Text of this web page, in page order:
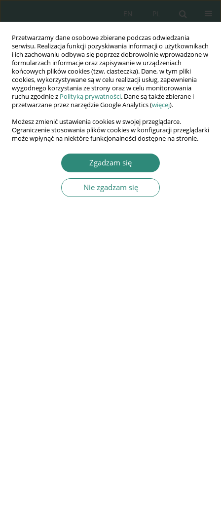
Przetwarzamy dane osobowe zbierane podczas odwiedzania
serwisu. Realizacja funkcji pozyskiwania informacji o użytkownikach
i ich zachowaniu odbywa się poprzez dobrowolnie wprowadzone w
formularzach informacje oraz zapisywanie w urządzeniach
końcowych plików cookies (tzw. ciasteczka). Dane, w tym pliki
cookies, wykorzystywane są w celu realizacji usług, zapewnienia
wygodnego korzystania ze strony oraz w celu monitorowania
ruchu zgodnie z Polityką prywatności. Dane są także zbierane i
przetwarzane przez narzędzie Google Analytics (więcej).
Możesz zmienić ustawienia cookies w swojej przeglądarce.
Ograniczenie stosowania plików cookies w konfiguracji przeglądarki
może wpłynąć na niektóre funkcjonalności dostępne na stronie.
Zgadzam się
Nie zgadzam się
PL
EN
Wydawnictwo
AWSGE
Akademia Nauk Stosowanych
WSGE
im. Alcide De Gasperi
Damian Kołomyjski
FENOMEN ZABIJANIA W GRACH